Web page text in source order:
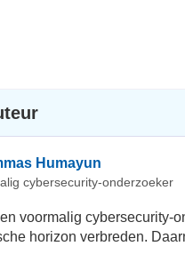
Humayun
cybersecurity-onderzoeker
voormalig cybersecurity-
horizon verbreden.